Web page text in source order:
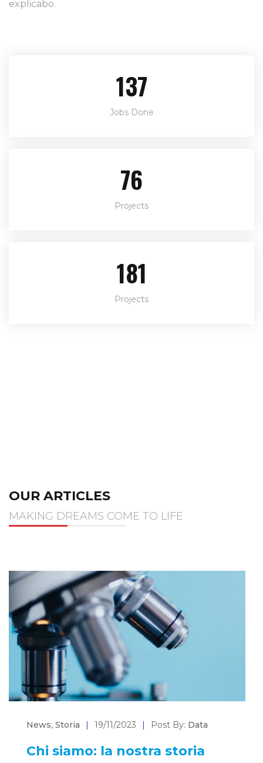
explicabo.
171
Jobs Done
95
Projects
227
Projects
OUR ARTICLES
MAKING DREAMS COME TO LIFE
News, Storia | 19/11/2023 | Post By: Data
Chi siamo: la nostra storia